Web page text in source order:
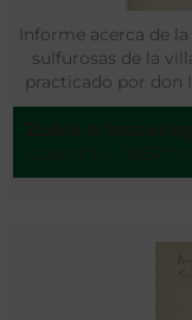
Informe acerca de
sulfurosas de la
practicado por don
del